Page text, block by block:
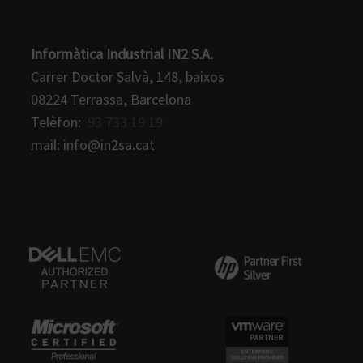
Informàtica Industrial IN2 S.A.
Carrer Doctor Salvà, 148, baixos
08224 Terrassa, Barcelona
Telèfon:
mail: info@in2sa.cat